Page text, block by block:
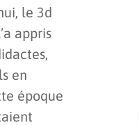
le 3d
appris
en
époque